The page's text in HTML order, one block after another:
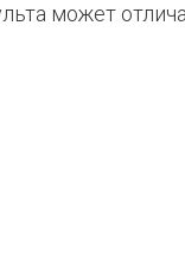
может